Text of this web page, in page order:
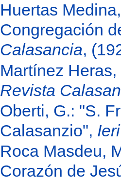
Huertas
Congregación
Calasancia,
Martínez
Revista
Oberti, G.: "S.
Calasanzio",
Roca Masdeu,
Corazón de